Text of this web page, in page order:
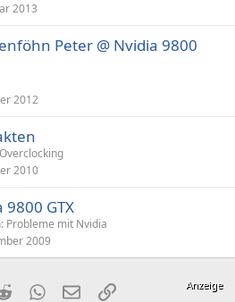
2013
Peter @ Nvidia 9800
2012
2010
GTX
Probleme mit Nvidia
2009
RedditWhatsApp
E-MailLink